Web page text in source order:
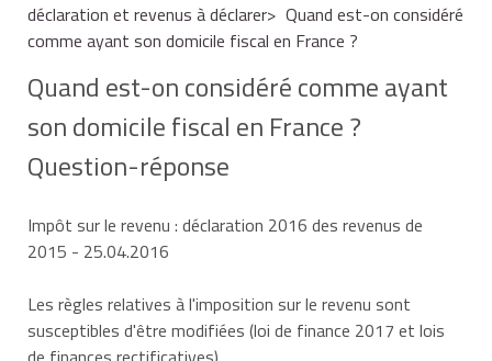
déclaration et revenus à déclarer
Quand est-on considéré
comme ayant son domicile fiscal en France ?
Quand est-on considéré comme ayant
son domicile fiscal en France ?
Question-réponse
Impôt sur le revenu : déclaration 2016 des revenus de
2015 - 25.04.2016
Les règles relatives à l'imposition sur le revenu sont
susceptibles d'être modifiées (loi de finance 2017 et lois